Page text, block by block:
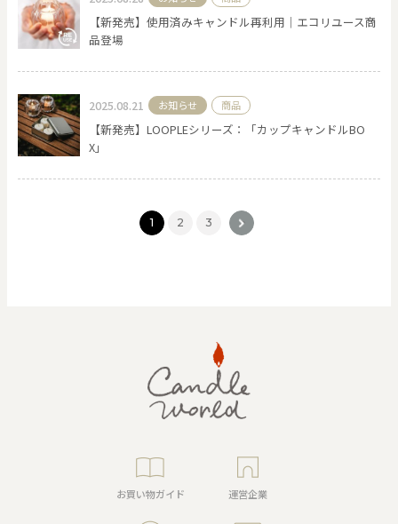
【新発売】使用済みキャンドル再利用｜エコリユース商
品登場
2025.08.21 お知らせ 商品
【新発売】LOOPLEシリーズ：「カップキャンドルBO
X」
1 2 3 >
お買い物ガイド 運営企業